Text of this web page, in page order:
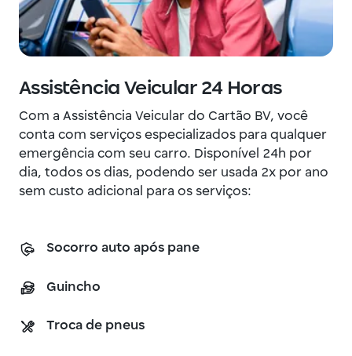
Assistência Veicular 24 Horas
Com a Assistência Veicular do Cartão BV, você
conta com serviços especializados para qualquer
emergência com seu carro. Disponível 24h por
dia, todos os dias, podendo ser usada 2x por ano
sem custo adicional para os serviços:
Socorro auto após pane
Guincho
Troca de pneus